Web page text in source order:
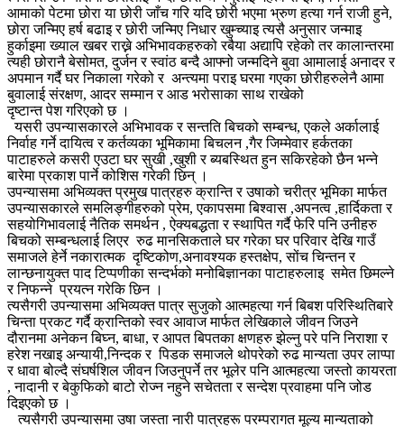
आमाको पेटमा छोरा या छोरी जाँच गरि यदि छोरी भएमा भ्रुण हत्या गर्न राजी हुने,
छोरा जन्मिए हर्ष बढाइ र छोरी जन्मिए निधार खुम्च्याइ त्यसै अनुसार जन्माइ
हुर्काइमा ख्याल खबर राख्ने अभिभावकहरुको रबैया अद्यापि रहेको तर कालान्तरमा
त्यही छोरानै बेसोमत, दुर्जन र स्वांठ बन्दै आफ्नो जन्मदिने बुवा आमालाई अनादर र
अपमान गर्दै घर निकाला गरेको र अन्त्यमा पराइ घरमा गएका छोरीहरुलेनै आमा
बुवालाई संरक्षण, आदर सम्मान र आड भरोसाका साथ राखेको
दृष्टान्त पेश गरिएको छ ।
यसरी उपन्यासकारले अभिभावक र सन्तति बिचको सम्बन्ध, एकले अर्कालाई
निर्वाह गर्ने दायित्व र कर्तव्यका भूमिकामा बिचलन ,गैर जिम्मेवार हर्कतका
पाटाहरुले कसरी एउटा घर सुखी ,खुशी र ब्यबस्थित हुन सकिरहेको छैन भन्ने
बारेमा प्रकाश पार्ने कोशिस गरेकी छिन् ।
उपन्यासमा अभिव्यक्त प्रमुख पात्रहरु क्रान्ति र उषाको चरीत्र भूमिका मार्फत
उपन्यासकारले समलिङ्गीहरुको प्रेम, एकापसमा बिश्वास ,अपनत्व ,हार्दिकता र
सहयोगिभावलाई नैतिक समर्थन , ऐक्यबद्धता र स्थापित गर्दै फेरि पनि उनीहरु
बिचको सम्बन्धलाई लिएर रुढ मानसिकताले घर गरेका घर परिवार देखि गाउँ
समाजले हेर्ने नकारात्मक दृष्टिकोण,अनावश्यक हस्तक्षेप, सोंच चिन्तन र
लान्छनायुक्त पाद टिप्पणीका सन्दर्भको मनोबिज्ञानका पाटाहरुलाइ समेत छिमल्ने
र निफन्ने प्रयत्न गरेकि छिन ।
त्यसैगरी उपन्यासमा अभिव्यक्त पात्र सुजुको आत्महत्या गर्न बिबश परिस्थितिबारे
चिन्ता प्रकट गर्दै क्रान्तिको स्वर आवाज मार्फत लेखिकाले जीवन जिउने
दौरानमा अनेकन बिघ्न, बाधा, र आपत बिपतका क्षणहरु झेल्नु परे पनि निराशा र
हरेश नखाइ अन्यायी,निन्दक र पिडक समाजले थोपरेको रुढ मान्यता उपर लाप्पा
र धावा बोल्दै संघर्षशिल जीवन जिउनुपर्ने तर भूलेर पनि आत्महत्या जस्तो कायरता
, नादानी र बेकुफिको बाटो रोज्न नहुने सचेतता र सन्देश प्रवाहमा पनि जोड
दिइएको छ ।
त्यसैगरी उपन्यासमा उषा जस्ता नारी पात्रहरू परम्परागत मूल्य मान्यताको